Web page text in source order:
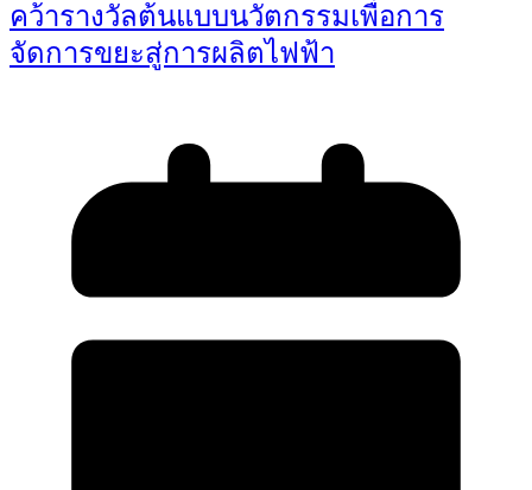
คว้ารางวัลต้นแบบนวัตกรรมเพื่อการ
จัดการขยะสู่การผลิตไฟฟ้า